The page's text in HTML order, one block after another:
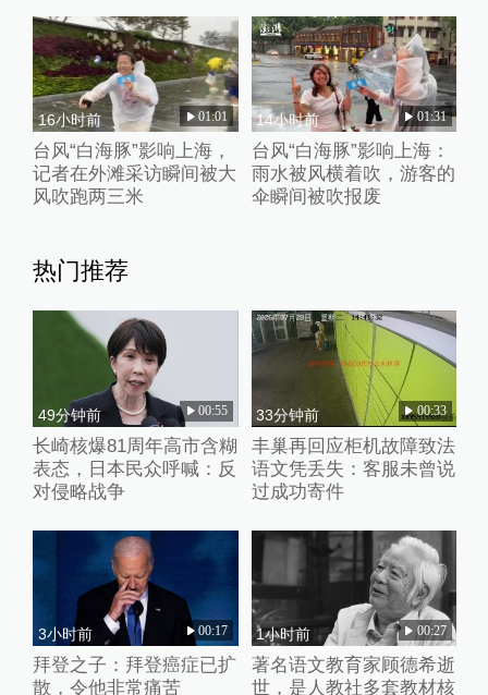
16小时前 01:01
台风“白海豚”影响上海，
记者在外滩采访瞬间被大
风吹跑两三米
14小时前 01:31
台风“白海豚”影响上海：
雨水被风横着吹，游客的
伞瞬间被吹报废
热门推荐
49分钟前 00:55
长崎核爆81周年高市含糊
表态，日本民众呼喊：反
对侵略战争
33分钟前 00:33
丰巢再回应柜机故障致法
语文凭丢失：客服未曾说
过成功寄件
3小时前 00:17
拜登之子：拜登癌症已扩
散，令他非常痛苦
1小时前 00:27
著名语文教育家顾德希逝
世，是人教社多套教材核